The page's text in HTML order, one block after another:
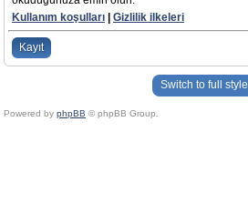
Kullanım koşulları
Gizlilik ilkeleri
Kayıt
Switch to full style
Powered by phpBB © phpBB Group.